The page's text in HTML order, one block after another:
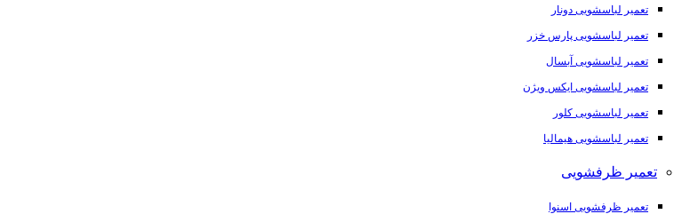
تعمیر لباسشویی دونار
تعمیر لباسشویی پارس خزر
تعمیر لباسشویی آبسال
تعمیر لباسشویی ایکس ویژن
تعمیر لباسشویی کلور
تعمیر لباسشویی هیمالیا
تعمیر ظرفشویی
تعمیر ظرفشویی اسنوا